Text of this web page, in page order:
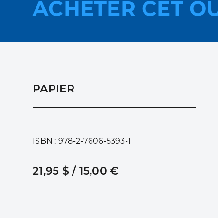
ACHETER CET
PAPIER
ISBN : 978-2-7606-5393-1
21,95 $ / 15,00 €